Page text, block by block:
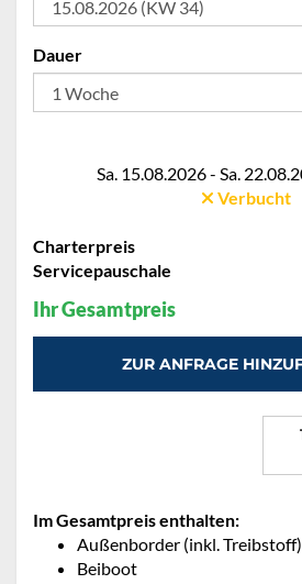
Dauer
Sa. 15.08.2026 - Sa.
Verbucht
Charterpreis
Servicepauschale
Ihr Gesamtpreis
ZUR ANFRAGE
Im Gesamtpreis enthalten:
Außenborder (inkl. Treibstoff)
Beiboot